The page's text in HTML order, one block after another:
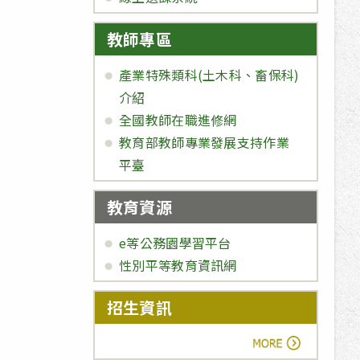
教師專區
產業特殊類科(土木科、畜保科)
介紹
全國教師在職進修網
教育部教師專業發展支持作業
平臺
教育資源
e等公務園學習平台
性別平等教育資訊網
招生資訊